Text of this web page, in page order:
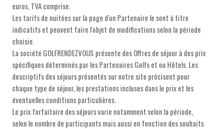
euros, TVA comprise.
Les tarifs de nuitées sur la page d'un Partenaire le sont à titre
indicatifs et peuvent faire l'objet de modifications selon la période
choisie.
La société GOLFRENDEZVOUS présente des Offres de séjour à des prix
spécifiques déterminés par les Partenaires Golfs et ou Hôtels. Les
descriptifs des séjours présentés sur notre site précisent pour
chaque type de séjour, les prestations incluses dans le prix et les
éventuelles conditions particulières.
Le prix forfaitaire des séjours varie notamment selon la période,
selon le nombre de participants mais aussi en fonction des souhaits